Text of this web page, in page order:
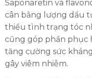
Saponaretin và
cân bằng lượng dầu
thiểu tình trạng tóc
cũng góp phần phục
tăng cường sức
gây viêm nhiễm.